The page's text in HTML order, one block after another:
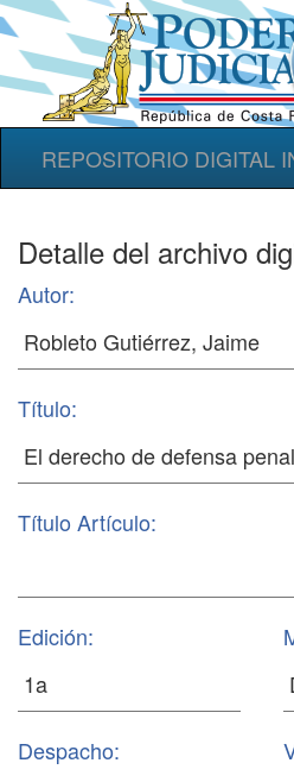
REPOSITORIO DIGITAL
Detalle del archivo
Autor:
Título:
Título Artículo:
Edición:
Despacho: